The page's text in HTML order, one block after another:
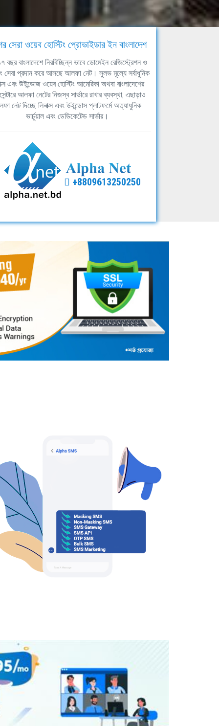
সেরা ওয়েব হোস্টিং প্রোভাইডার ইন বাংলাদেশ
বছর বাংলাদেশে নিরবিচ্ছিন্ন ভাবে ডোমেইন রেজিস্ট্রেশন ও
সেবা প্রদান করে আসছে আলফা নেট। সুলভ মূল্যে সর্বাধুনিক
এবং উইন্ডোজ ওয়েব হোস্টিং আমেরিকা অথবা বাংলাদেশের
আলফা নেটের নিজস্ব সার্ভারে রাখার ব্যবস্থা, এছাড়াও
নেট দিচ্ছে লিনাক্স এবং উইন্ডোস প্লাটফর্মে অত্যাধুনিক
ভার্চুয়াল এবং ডেডিকেটেড সার্ভার।
+8809613250250